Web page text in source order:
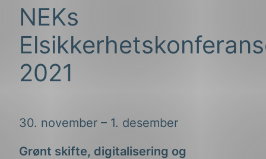
Søk
NEKs
2021
30. november – 1. desember
Grønt skifte, digitalisering og